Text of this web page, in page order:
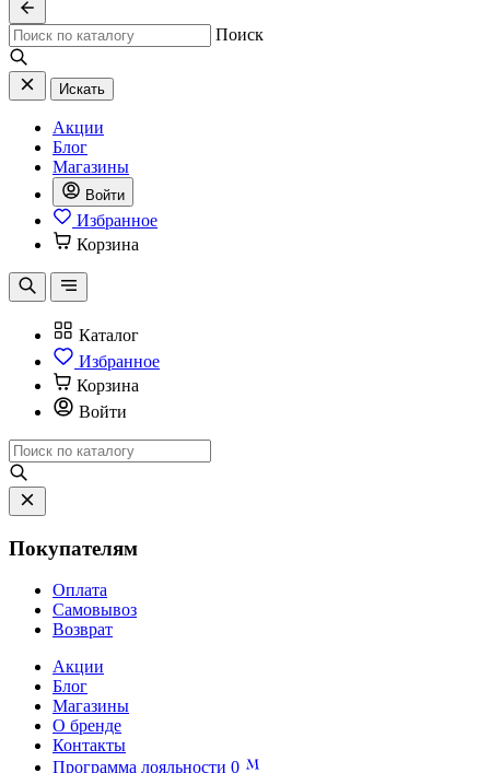
Поиск
Искать
Акции
Блог
Магазины
Войти
Избранное
Корзина
Каталог
Избранное
Корзина
Войти
Покупателям
Оплата
Самовывоз
Возврат
Акции
Блог
Магазины
О бренде
Контакты
Программа лояльности 0